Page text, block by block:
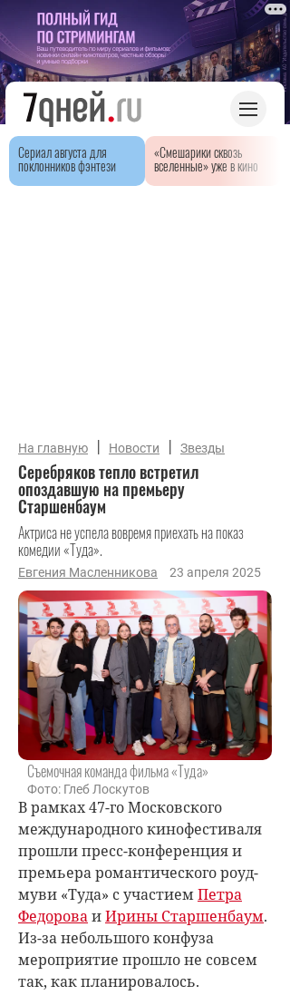
Сериал августа для
поклонников фэнтези
«Смешарики сквозь
вселенные» уже в кино
На главную | Новости | Звезды
Серебряков тепло встретил
опоздавшую на премьеру
Старшенбаум
Актриса не успела вовремя приехать на показ
комедии «Туда».
Евгения Масленникова 23 апреля 2025
Съемочная команда фильма «Туда»
Фото: Глеб Лоскутов
В рамках 47-го Московского
международного кинофестиваля
прошли пресс-конференция и
премьера романтического роуд-
муви «Туда» с участиемПетра
ФедороваиИрины Старшенбаум.
Из-за небольшого конфуза
мероприятие прошло не совсем
так, как планировалось.